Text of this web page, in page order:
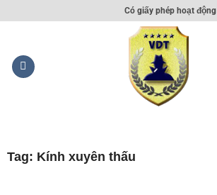
Có giấy phép hoạt động
Tag: Kính xuyên thấu